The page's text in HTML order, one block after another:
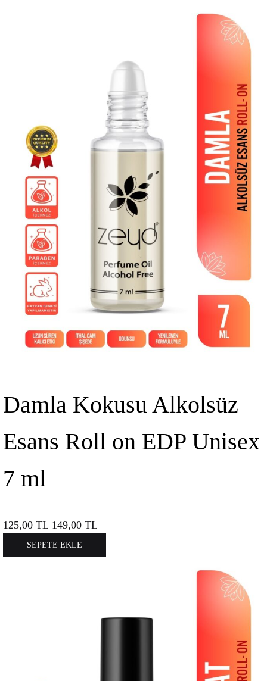
Damla Kokusu Alkolsüz
Esans Roll on EDP Unisex
7 ml
125,00 TL 149,00TL
SEPETE EKLE